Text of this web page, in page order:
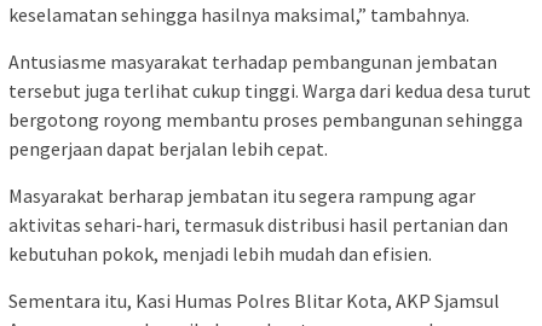
keselamatan sehingga hasilnya maksimal,” tambahnya.
Antusiasme masyarakat terhadap pembangunan jembatan
tersebut juga terlihat cukup tinggi. Warga dari kedua desa turut
bergotong royong membantu proses pembangunan sehingga
pengerjaan dapat berjalan lebih cepat.
Masyarakat berharap jembatan itu segera rampung agar
aktivitas sehari-hari, termasuk distribusi hasil pertanian dan
kebutuhan pokok, menjadi lebih mudah dan efisien.
Sementara itu, Kasi Humas Polres Blitar Kota, AKP Sjamsul